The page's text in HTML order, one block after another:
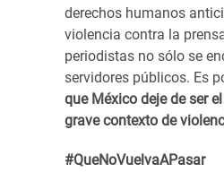
derechos humanos
violencia contra la
periodistas no sólo se
servidores públicos. Es
que México deje de ser
grave contexto de
#QueNoVuelvaAPasar